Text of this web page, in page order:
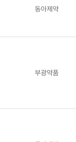
동아제약
부광약품